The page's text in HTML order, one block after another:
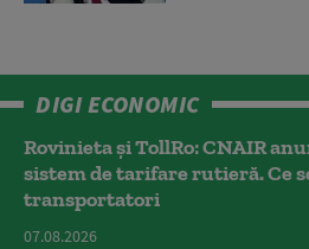
DIGI ECONOMIC
Rovinieta și TollRo: CNAIR
sistem de tarifare rutieră. Ce
transportatori
07.08.2026